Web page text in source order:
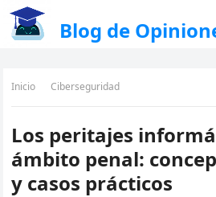
Blog de
Inicio Ciberseguridad
Los peritajes
ámbito penal:
y casos prácticos